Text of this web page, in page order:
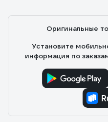
Оригинальные
Установите
информация по